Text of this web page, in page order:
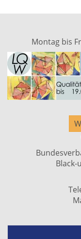
Montag bis
Black-